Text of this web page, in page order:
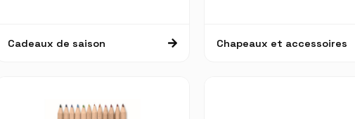
Cadeaux de saison Chapeaux et accessoires